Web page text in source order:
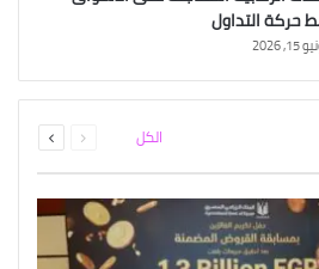
حركة التداول
2026
الكل الصفحةالصفحة